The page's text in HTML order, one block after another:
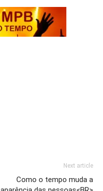
Next article
Como o tempo muda a